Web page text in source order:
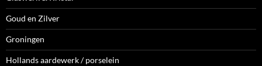
Goud en Zilver
Groningen
Hollands aardewerk / porselein